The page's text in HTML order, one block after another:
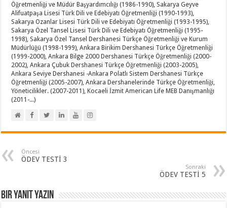
Öğretmenliği ve Müdür Başyardımcılığı (1986-1990), Sakarya Geyve
Alifuatpaşa Lisesi Türk Dili ve Edebiyatı Öğretmenliği (1990-1993),
Sakarya Ozanlar Lisesi Türk Dili ve Edebiyatı Öğretmenliği (1993-1995),
Sakarya Özel Tansel Lisesi Türk Dili ve Edebiyatı Öğretmenliği (1995-
1998), Sakarya Özel Tansel Dershanesi Türkçe Öğretmenliği ve Kurum
Müdürlüğü (1998-1999), Ankara Birikim Dershanesi Türkçe Öğretmenliği
(1999-2000), Ankara Bilge 2000 Dershanesi Türkçe Öğretmenliği (2000-
2002), Ankara Çubuk Dershanesi Türkçe Öğretmenliği (2003-2005),
Ankara Seviye Dershanesi -Ankara Polatlı Sistem Dershanesi Türkçe
Öğretmenliği (2005-2007), Ankara Dershanelerinde Türkçe Öğretmenliği,
Yöneticilikler. (2007-2011), Kocaeli İzmit American Life MEB Danışmanlığı
(2011-...)
Öncesi
ÖDEV TESTİ 3
Sonraki
ÖDEV TESTİ 5
Bir yanıt yazın